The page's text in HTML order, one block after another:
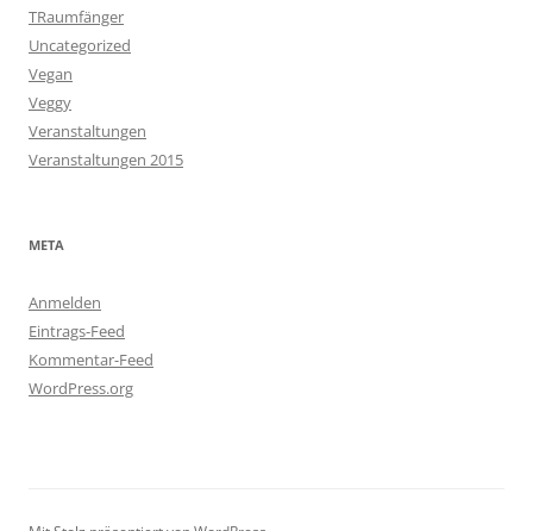
TRaumfänger
Uncategorized
Vegan
Veggy
Veranstaltungen
Veranstaltungen 2015
META
Anmelden
Eintrags-Feed
Kommentar-Feed
WordPress.org